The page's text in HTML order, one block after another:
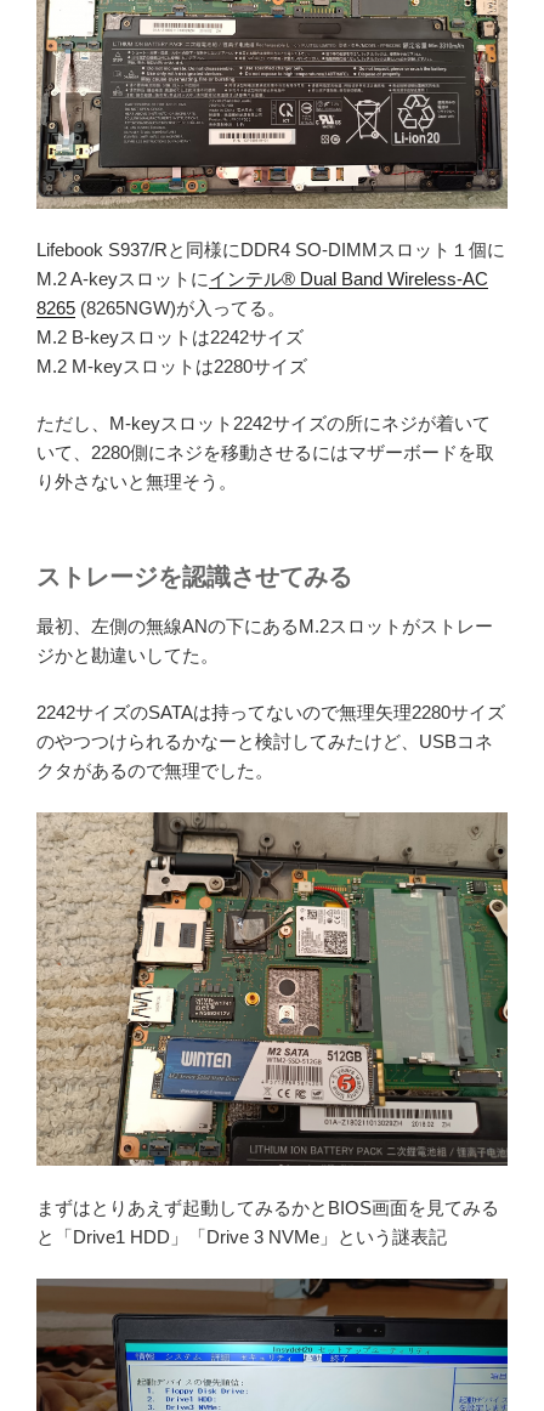
Lifebook S937/Rと同様にDDR4 SO-DIMMスロット１個に
M.2 A-keyスロットにインテル® Dual Band Wireless-AC
8265 (8265NGW)が入ってる。
M.2 B-keyスロットは2242サイズ
M.2 M-keyスロットは2280サイズ
ただし、M-keyスロット2242サイズの所にネジが着いて
いて、2280側にネジを移動させるにはマザーボードを取
り外さないと無理そう。
ストレージを認識させてみる
最初、左側の無線ANの下にあるM.2スロットがストレー
ジかと勘違いしてた。
2242サイズのSATAは持ってないので無理矢理2280サイズ
のやつつけられるかなーと検討してみたけど、USBコネ
クタがあるので無理でした。
まずはとりあえず起動してみるかとBIOS画面を見てみる
と「Drive1 HDD」「Drive 3 NVMe」という謎表記